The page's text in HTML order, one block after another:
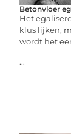
Betonvloer
Het
klus lijken,
wordt het
...